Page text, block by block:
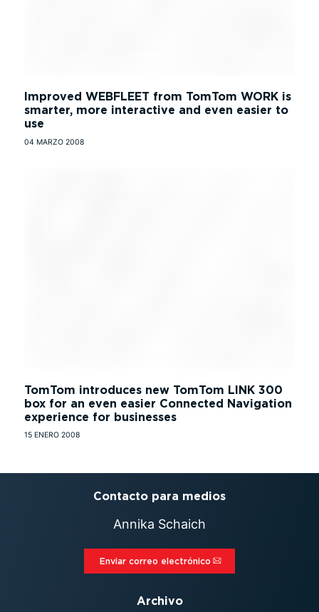
Improved WEBFLEET from TomTom WORK is
smarter, more interactive and even easier to
use
04 MARZO 2008
TomTom introduces new TomTom LINK 300
box for an even easier Connected Navigation
experience for businesses
15 ENERO 2008
Contacto para medios
Annika Schaich
Enviar correo electrónico⁠
Archivo